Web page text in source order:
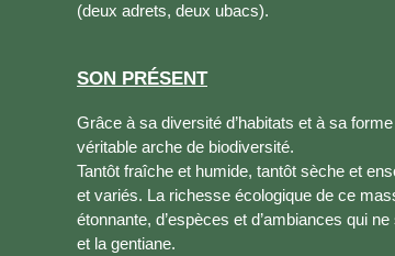
(deux adrets, deux ubacs).
SON PRÉSENT
Grâce à sa diversité d’habitats et à sa
véritable arche de biodiversité.
Tantôt fraîche et humide, tantôt sèche et
et variés. La richesse écologique de ce
étonnante, d’espèces et d’ambiances qui
et la gentiane.